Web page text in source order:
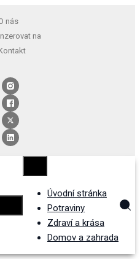
nás
na
Úvodní stránka
Potraviny
Zdraví a krása
Domov a zahrada